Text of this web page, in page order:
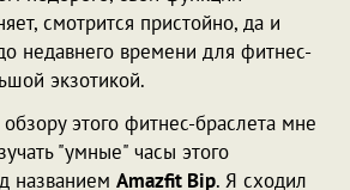
смотрится пристойно, да и
недавнего времени для фитнес-
экзотикой.
этого фитнес-браслета мне
"умные" часы этого
названием Amazfit Bip. Я сходил